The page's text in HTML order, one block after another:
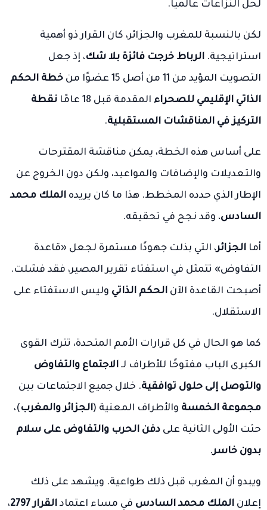
لحل النزاعات عالميًا.
لكن بالنسبة للمغرب والجزائر، كان القرار ذو أهمية
استراتيجية. الرباط خرجت فائزة بلا شك، إذ جعل
التصويت المؤيد من 11 من أصل 15 عضوًا من
خطة الحكم
الذاتي الإقليمي للصحراء المقدمة قبل 18 عامًا
نقطة
التركيز في المناقشات المستقبلية.
على أساس هذه الخطة، يمكن مناقشة المقترحات
والتعديلات والإضافات والمواعيد، ولكن دون الخروج عن
الإطار الذي حدده المخطط. هذا ما كان يريده الملك محمد
السادس، وقد نجح في تحقيقه.
أما الجزائر، التي بذلت جهودًا مستمرة لجعل «قاعدة
التفاوض» تتمثل في استفتاء تقرير المصير، فقد فشلت.
أصبحت القاعدة الآن الحكم الذاتي وليس الاستفتاء على
الاستقلال.
كما هو الحال في كل قرارات الأمم المتحدة، تترك القوى
الكبرى الباب مفتوحًا للأطراف لـ الاجتماع والتفاوض
والتوصل إلى حلول توافقية. خلال جميع الاجتماعات بين
مجموعة الخمسة والأطراف المعنية (الجزائر والمغرب)،
حثت الأولى الثانية على دفن الحرب والتفاوض على سلام
بدون خاسر.
ويبدو أن المغرب قبل ذلك طواعية. ويشهد على ذلك
إعلان الملك محمد السادس في مساء اعتماد القرار 2797
،